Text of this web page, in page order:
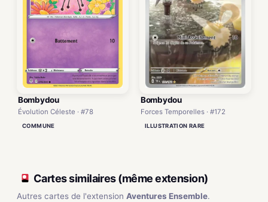
Bombydou
Évolution Céleste · #78
COMMUNE
Bombydou
Forces Temporelles · #172
ILLUSTRATION RARE
Cartes similaires (même extension)
Autres cartes de l'extension Aventures Ensemble.